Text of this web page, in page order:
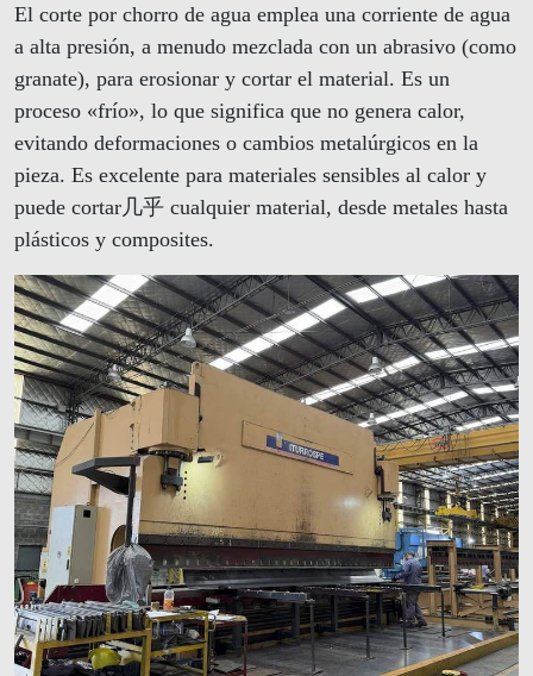
El corte por chorro de agua emplea una corriente de agua
a alta presión, a menudo mezclada con un abrasivo (como
granate), para erosionar y cortar el material. Es un
proceso «frío», lo que significa que no genera calor,
evitando deformaciones o cambios metalúrgicos en la
pieza. Es excelente para materiales sensibles al calor y
puede cortar几乎 cualquier material, desde metales hasta
plásticos y composites.